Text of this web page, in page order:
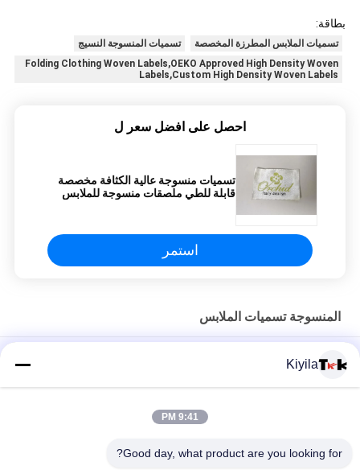
بطاقة:
تسميات الملابس المطرزة المخصصة
تسميات المنسوجة النسيج
Folding Clothing Woven Labels,OEKO Approved High Density Woven
Labels,Custom High Density Woven Labels
احصل على افضل سعر ل
تسميات منسوجة عالية الكثافة مخصصة
قابلة للطي ملصقات منسوجة للملابس
استمر
المنسوجة تسميات الملابس
للأحذية
تصميم شعار رائع مخصص مطرز بالكامل على الأقمشة
العلامات المطوية للحقائب الملابس
Kiyila
9:41 PM
Good day, what product are you looking for?